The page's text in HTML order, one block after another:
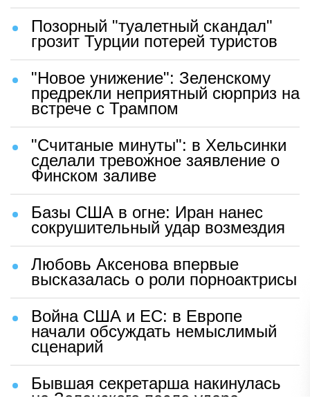
Позорный "туалетный скандал"
грозит Турции потерей туристов
"Новое унижение": Зеленскому
предрекли неприятный сюрприз на
встрече с Трампом
"Считаные минуты": в Хельсинки
сделали тревожное заявление о
Финском заливе
Базы США в огне: Иран нанес
сокрушительный удар возмездия
Любовь Аксенова впервые
высказалась о роли порноактрисы
Война США и ЕС: в Европе
начали обсуждать немыслимый
сценарий
Бывшая секретарша накинулась
на Зеленского после удара